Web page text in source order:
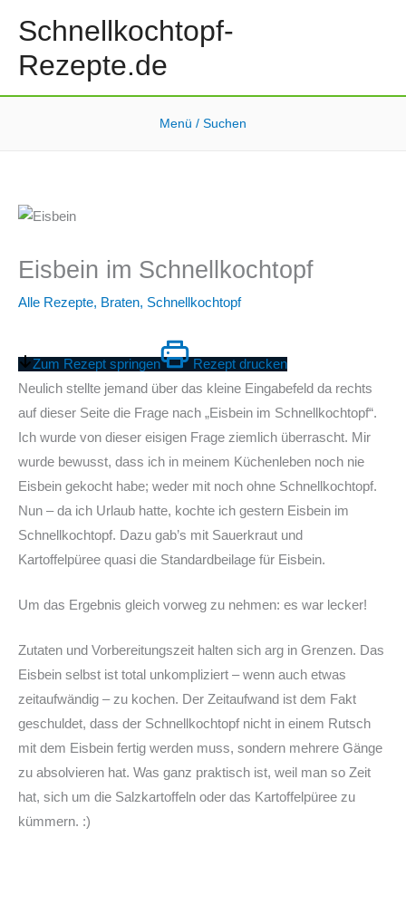
Inhalt
springen
Schnellkochtopf-
Rezepte.de
Menü / Suchen
Eisbein im Schnellkochtopf
Alle Rezepte, Braten, Schnellkochtopf
Zum Rezept springen
Rezept drucken
Neulich stellte jemand über das kleine Eingabefeld da rechts
auf dieser Seite die Frage nach „Eisbein im Schnellkochtopf“.
Ich wurde von dieser eisigen Frage ziemlich überrascht. Mir
wurde bewusst, dass ich in meinem Küchenleben noch nie
Eisbein gekocht habe; weder mit noch ohne Schnellkochtopf.
Nun – da ich Urlaub hatte, kochte ich gestern Eisbein im
Schnellkochtopf. Dazu gab’s mit Sauerkraut und
Kartoffelpüree quasi die Standardbeilage für Eisbein.
Um das Ergebnis gleich vorweg zu nehmen: es war lecker!
Zutaten und Vorbereitungszeit halten sich arg in Grenzen. Das
Eisbein selbst ist total unkompliziert – wenn auch etwas
zeitaufwändig – zu kochen. Der Zeitaufwand ist dem Fakt
geschuldet, dass der Schnellkochtopf nicht in einem Rutsch
mit dem Eisbein fertig werden muss, sondern mehrere Gänge
zu absolvieren hat. Was ganz praktisch ist, weil man so Zeit
hat, sich um die Salzkartoffeln oder das Kartoffelpüree zu
kümmern. :)